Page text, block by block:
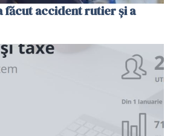
făcut accident rutier și a